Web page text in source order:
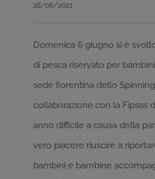
28/06/2021
Domenica 6 giugno si è
di pesca riservato per
sede fiorentina dello
collaborazione con la Fipsas
anno difficile a causa della
vero piacere riuscire a
bambini e bambine